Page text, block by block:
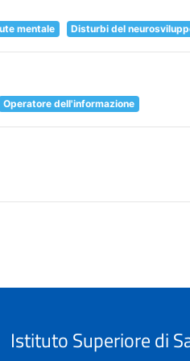
mentale Disturbi del
Operatore dell'informazione
Istituto Superiore di